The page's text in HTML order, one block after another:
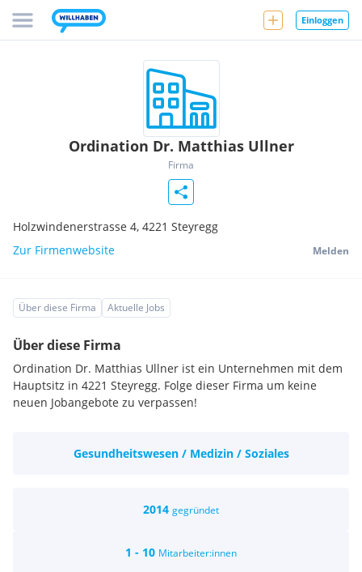
Einloggen
Ordination Dr. Matthias Ullner
Firma
Holzwindenerstrasse 4, 4221 Steyregg
Zur Firmenwebsite
Melden
Über diese Firma Aktuelle Jobs
Über diese Firma
Ordination Dr. Matthias Ullner ist ein Unternehmen mit dem
Hauptsitz in 4221 Steyregg. Folge dieser Firma um keine
neuen Jobangebote zu verpassen!
Gesundheitswesen / Medizin / Soziales
2014 gegründet
1 - 10 Mitarbeiter:innen